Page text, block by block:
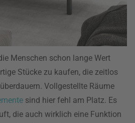
Menschen schon lange Wert
Stücke zu kaufen, die zeitlos
Vollgestellte Räume
sind hier fehl am Platz. Es
die auch wirklich eine Funktion